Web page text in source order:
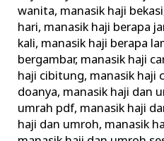
wanita, manasik haji bekasi
hari, manasik haji berapa
kali, manasik haji berapa
bergambar, manasik haji
haji cibitung, manasik haji
doanya, manasik haji dan
umrah pdf, manasik haji
haji dan umroh, manasik